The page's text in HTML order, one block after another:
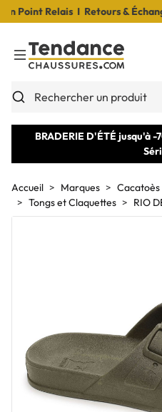
Point Relais I Retours &
Toggle Menu
Rechercher un produit
BRADERIE D'ÉTÉ jusqu'à -
Accueil Marques Cacatoès
Tongs et Claquettes
RIO